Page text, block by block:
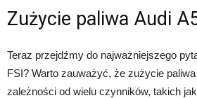
Zużycie paliwa Audi
Teraz przejdźmy do najważniejszego
FSI? Warto zauważyć, że zużycie
zależności od wielu czynników, takich